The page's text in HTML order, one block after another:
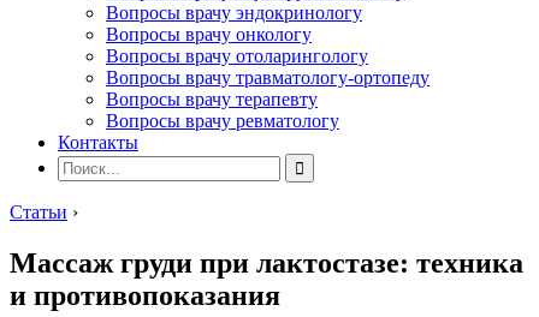
Вопросы врачу эндокринологу
Вопросы врачу онкологу
Вопросы врачу отоларингологу
Вопросы врачу травматологу-ортопеду
Вопросы врачу терапевту
Вопросы врачу ревматологу
Контакты
Статьи ›
Массаж груди при лактостазе: техника
и противопоказания